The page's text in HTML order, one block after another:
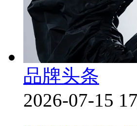
品牌头条
2026-07-15